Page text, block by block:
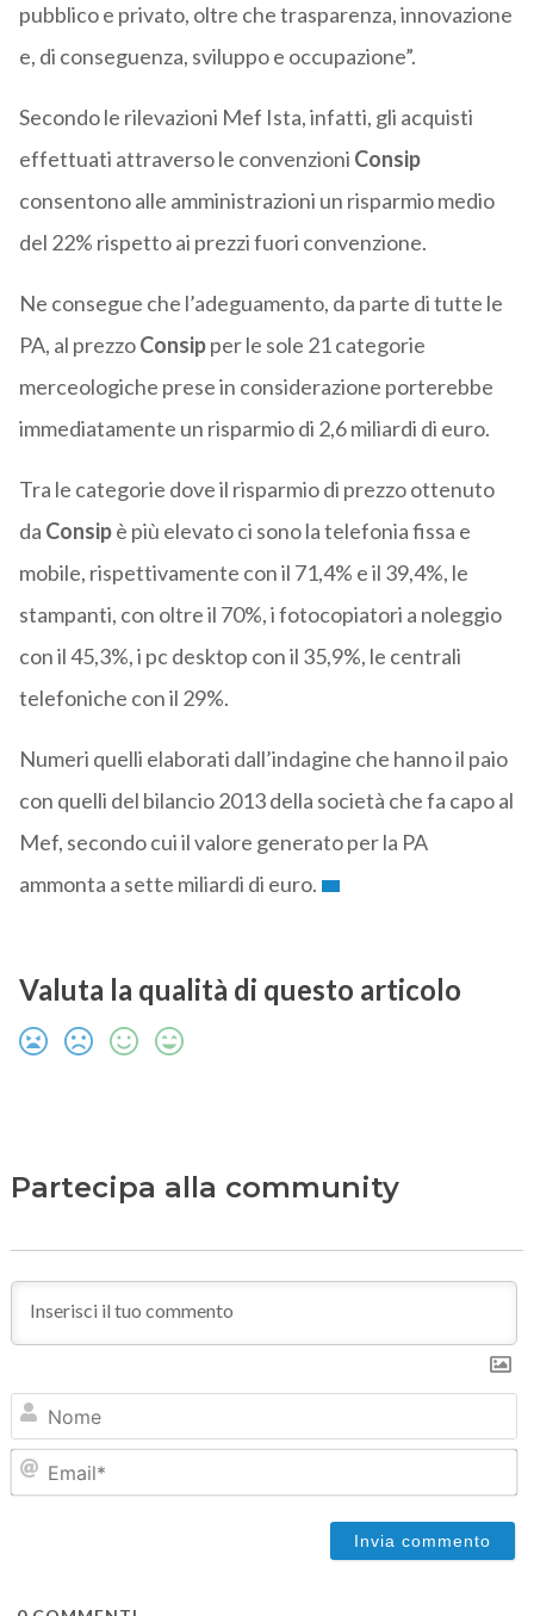
pubblico e privato, oltre che trasparenza, innovazione
e, di conseguenza, sviluppo e occupazione”.
Secondo le rilevazioni Mef Ista, infatti, gli acquisti
effettuati attraverso le convenzioni Consip
consentono alle amministrazioni un risparmio medio
del 22% rispetto ai prezzi fuori convenzione.
Ne consegue che l’adeguamento, da parte di tutte le
PA, al prezzoConsipper le sole 21 categorie
merceologiche prese in considerazione porterebbe
immediatamente un risparmio di 2,6 miliardi di euro.
Tra le categorie dove il risparmio di prezzo ottenuto
da Consipè più elevato ci sono la telefonia fissa e
mobile, rispettivamente con il 71,4% e il 39,4%, le
stampanti, con oltre il 70%, i fotocopiatori a noleggio
con il 45,3%, i pc desktop con il 35,9%, le centrali
telefoniche con il 29%.
Numeri quelli elaborati dall’indagine che hanno il paio
con quelli del bilancio 2013 della società che fa capo al
Mef, secondo cui il valore generato per la PA
ammonta a sette miliardi di euro.
Valuta la qualità di questo articolo
Partecipa alla community